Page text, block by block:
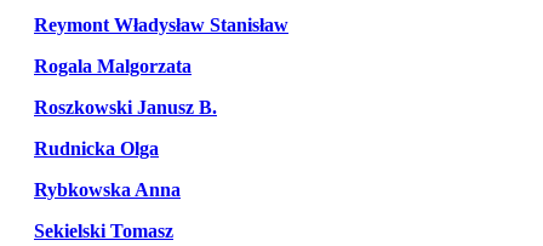
Reymont Władysław Stanisław
Rogala Malgorzata
Roszkowski Janusz B.
Rudnicka Olga
Rybkowska Anna
Sekielski Tomasz